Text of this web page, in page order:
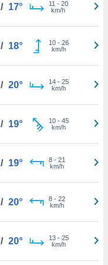
/ 17° 11 - 20
km/h
/ 18° 10- 26
km/h
/ 20° 14- 25
km/h
/ 19° 10- 45
km/h
/ 19° 8- 21
km/h
/ 20° 8- 22
km/h
/ 20° 13- 25
km/h